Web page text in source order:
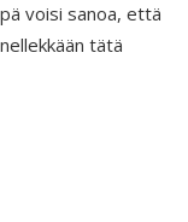
voisi sanoa, että
tätä